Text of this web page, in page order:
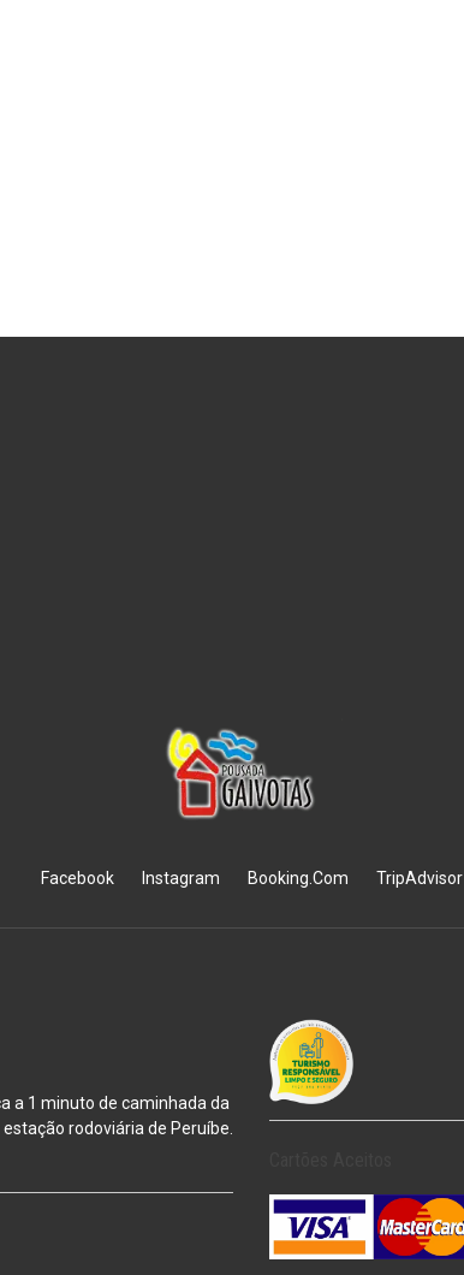
Facebook Instagram Booking.Com TripAdvisor
a 1 minuto de caminhada da
estação rodoviária de Peruíbe.